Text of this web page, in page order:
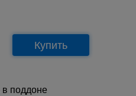
Купить
в поддоне